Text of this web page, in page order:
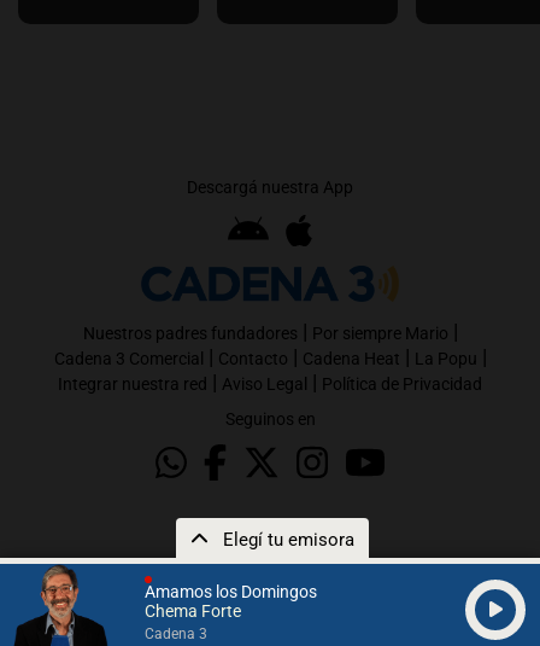
Amamos los Domingos
Chema Forte
Cadena 3
Elegí tu emisora
Descargá nuestra App
Nuestros padres fundadores | Por siempre Mario |
Cadena 3 Comercial | Contacto | Cadena Heat | La Popu |
Integrar nuestra red | Aviso Legal | Política de Privacidad
Seguinos en